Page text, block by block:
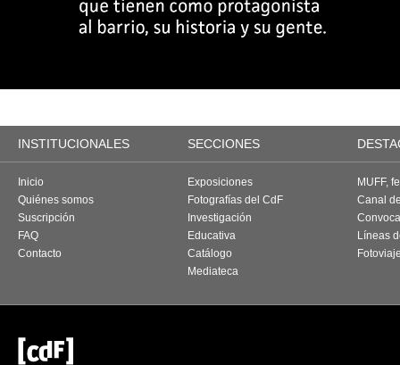
INSTITUCIONALES SECCIONES
Inicio
Quiénes somos
Suscripción
FAQ
Contacto
Exposiciones
Fotografías del CdF
Investigación
Educativa
Catálogo
Mediateca
MUFF,
Canal
Líneas